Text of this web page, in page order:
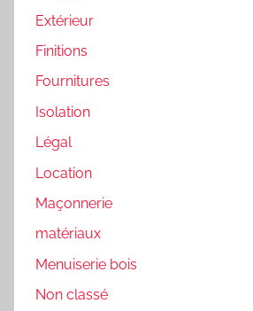
Extérieur
Finitions
Fournitures
Isolation
Légal
Location
Maçonnerie
matériaux
Menuiserie bois
Non classé